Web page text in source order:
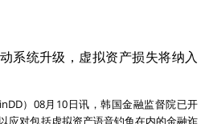
说明书。此次撤回并非 SEC 拒绝相关 ETF
原因。 截至 8 月 8 日，灰度提交的
NEAR 和 Zcash 等山寨币 ETF 申请仍处
Avalanche Staking ETF 和 Hyperliquid
别于今年 3 月和 6 月生效。但注册声明
经开始交易。
系统升级，虚拟资产损失将纳入
）08月10日讯，韩国金融监督院已开
应对包括虚拟资产语音钓鱼在内的金融诈